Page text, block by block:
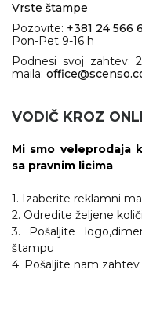
Vrste štampe
Pozovite: +381 24 566
Pon-Pet 9-16 h
Podnesi svoj zahtev:
maila:
VODIČ KROZ
Mi smo veleprodaja
sa pravnim licima
1. Izaberite reklamni
2. Odredite željene
3. Pošaljite
štampu
4. Pošaljite nam zahtev